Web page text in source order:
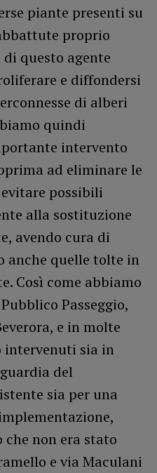
piante presenti su
proprio
questo agente
e diffondersi
di alberi
quindi
intervento
ad eliminare le
possibili
alla sostituzione
avendo cura di
anche quelle tolte in
Così come abbiamo
Passeggio,
e in molte
intervenuti sia in
del
sia per una
che non era stato
e via Maculani